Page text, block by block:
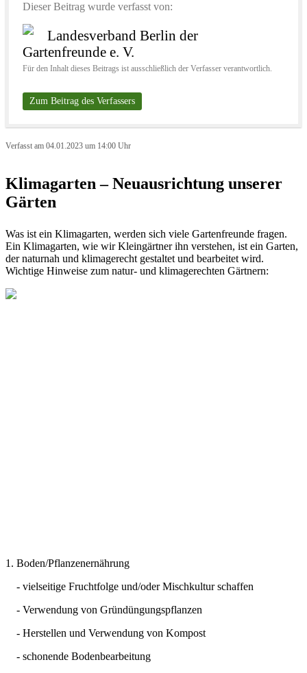
Dieser Beitrag wurde verfasst von:
Landesverband Berlin der
Gartenfreunde e. V.
Für den Inhalt dieses Beitrags ist ausschließlich der Verfasser verantwortlich.
Zum Beitrag des Verfassers
Verfasst am 04.01.2023 um 14:00 Uhr
Klimagarten – Neuausrichtung unserer
Gärten
Was ist ein Klimagarten, werden sich viele Gartenfreunde fragen.
Ein Klimagarten, wie wir Kleingärtner ihn verstehen, ist ein Garten,
der naturnah und klimagerecht gestaltet und bearbeitet wird.
Wichtige Hinweise zum natur- und klimagerechten Gärtnern:
1. Boden/Pflanzenernährung
- vielseitige Fruchtfolge und/oder Mischkultur schaffen
- Verwendung von Gründüngungspflanzen
- Herstellen und Verwendung von Kompost
- schonende Bodenbearbeitung